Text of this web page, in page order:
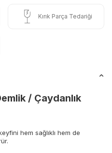
Kırık Parça Tedariği
/ Çaydanlık
hem sağlıklı hem de